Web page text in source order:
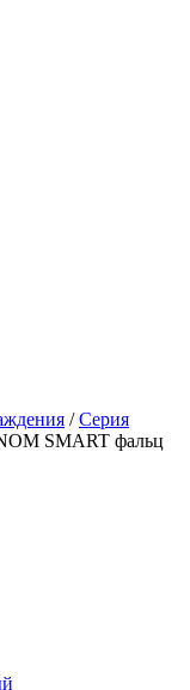
/Серия
SMART фальц